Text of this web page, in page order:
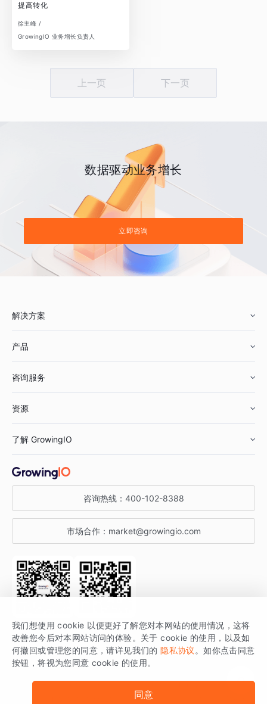
提高转化
徐主峰 /
GrowingIO 业务增长负责人
上一页 下一页
数据驱动业务增长
立即咨询
解决方案
鞋服行业
汽车行业
金融行业
产品
智能运营
获客分析
咨询服务
资源
增长公开课
增长博客
开发者文档
SDK 文档
场景指南
了解 GrowingIO
关于 GrowingIO
增长大会
行业活动
咨询热线： 400-102-8388
市场合作： market@growingio.com
关注公众号 获取更多干货
GrowingIO 是专注于数据智能分析与增长的品牌，核心平台为 GrowingIO
分析云。
版权所有 © 北京易数科技有限公司
我们想使用 cookie 以便更好了解您对本网站的使用情况，这将
改善您今后对本网站访问的体验。关于 cookie 的使用，以及如
何撤回或管理您的同意，请详见我们的 隐私协议 。如你点击同意
按钮，将视为您同意 cookie 的使用。
同意